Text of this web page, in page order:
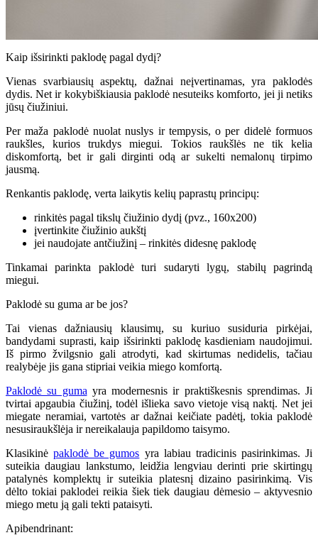
Kaip išsirinkti paklodę pagal dydį?
Vienas svarbiausių aspektų, dažnai neįvertinamas, yra paklodės
dydis. Net ir kokybiškiausia paklodė nesuteiks komforto, jei ji netiks
jūsų čiužiniui.
Per maža paklodė nuolat nuslys ir tempysis, o per didelė formuos
raukšles, kurios trukdys miegui. Tokios raukšlės ne tik kelia
diskomfortą, bet ir gali dirginti odą ar sukelti nemalonų tirpimo
jausmą.
Renkantis paklodę, verta laikytis kelių paprastų principų:
rinkitės pagal tikslų čiužinio dydį (pvz., 160x200)
įvertinkite čiužinio aukštį
jei naudojate antčiužinį – rinkitės didesnę paklodę
Tinkamai parinkta paklodė turi sudaryti lygų, stabilų pagrindą
miegui.
Paklodė su guma ar be jos?
Tai vienas dažniausių klausimų, su kuriuo susiduria pirkėjai,
bandydami suprasti, kaip išsirinkti paklodę kasdieniam naudojimui.
Iš pirmo žvilgsnio gali atrodyti, kad skirtumas nedidelis, tačiau
realybėje jis gana stipriai veikia miego komfortą.
Paklodė su guma yra modernesnis ir praktiškesnis sprendimas. Ji
tvirtai apgaubia čiužinį, todėl išlieka savo vietoje visą naktį. Net jei
miegate neramiai, vartotės ar dažnai keičiate padėtį, tokia paklodė
nesusiraukšlėja ir nereikalauja papildomo taisymo.
Klasikinėpaklodė be gumos yra labiau tradicinis pasirinkimas. Ji
suteikia daugiau lankstumo, leidžia lengviau derinti prie skirtingų
patalynės komplektų ir suteikia platesnį dizaino pasirinkimą. Vis
dėlto tokiai paklodei reikia šiek tiek daugiau dėmesio – aktyvesnio
miego metu ją gali tekti pataisyti.
Apibendrinant: